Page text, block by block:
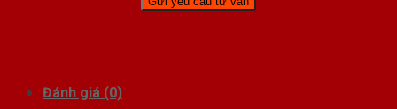
Đánh giá (0)